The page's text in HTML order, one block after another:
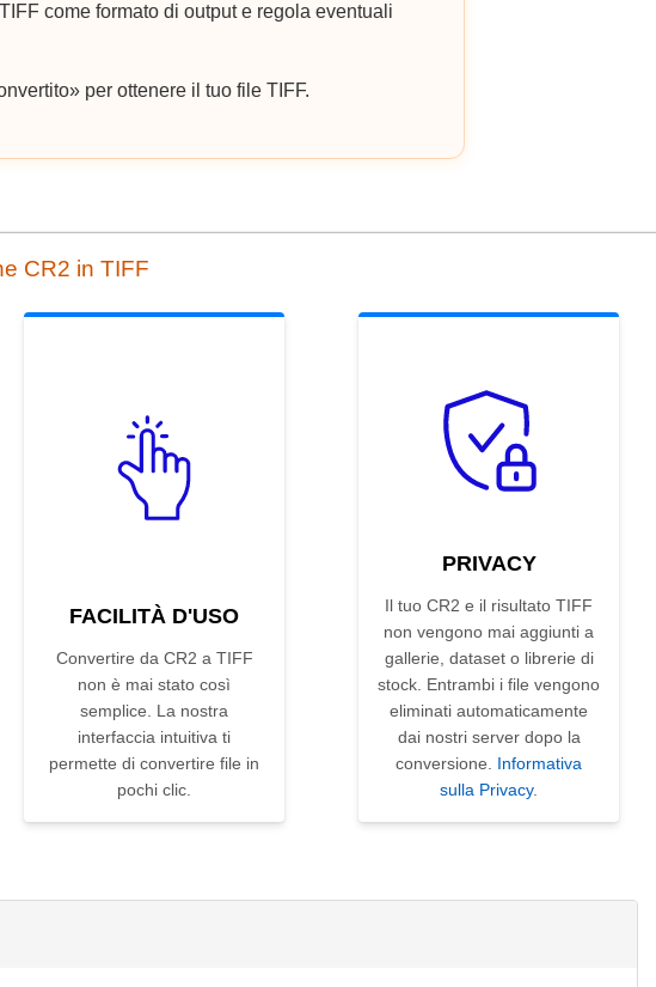
come formato di output e regola eventuali
per ottenere il tuo file TIFF.
CR2 in TIFF
FACILITÀ D'USO
Convertire da CR2 a TIFF
non è mai stato così
semplice. La nostra
interfaccia intuitiva ti
permette di convertire file in
pochi clic.
PRIVACY
Il tuo CR2 e il risultato TIFF
non vengono mai aggiunti a
gallerie, dataset o librerie di
stock. Entrambi i file vengono
eliminati automaticamente
dai nostri server dopo la
conversione. Informativa
sulla Privacy.